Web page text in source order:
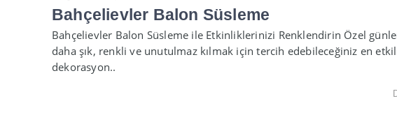
Bahçelievler Balon Süsleme
Bahçelievler Balon Süsleme ile Etkinliklerinizi Renklendirin Özel
daha şık, renkli ve unutulmaz kılmak için tercih edebileceğiniz en
dekorasyon..